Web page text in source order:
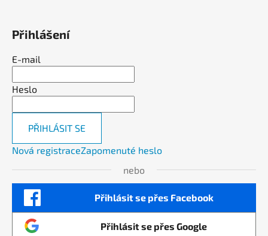
Přihlášení
E-mail
Heslo
PŘIHLÁSIT SE
Nová registraceZapomenuté heslo
nebo
Přihlásit se přes Facebook
Přihlásit se přes Google